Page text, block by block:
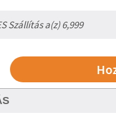
Szállítás a(z) 6,999